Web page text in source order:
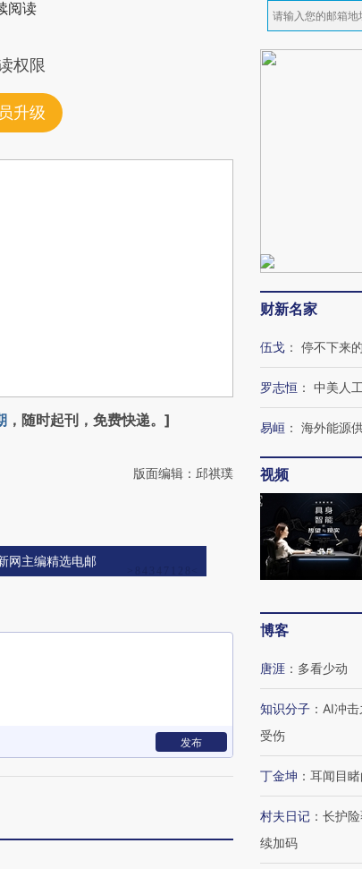
阅读
权限
升级
，随时起刊，免费快递。]
版面编辑：邱祺璞
网主编精选电邮
发布
财新名家
伍戈 ： 停不下来
罗志恒 ： 中美人
易峘 ： 海外能源
视频
博客
唐涯 ： 多看少动
知识分子 ： AI冲
受伤
丁金坤 ： 耳闻目
村夫日记 ： 长护
续加码